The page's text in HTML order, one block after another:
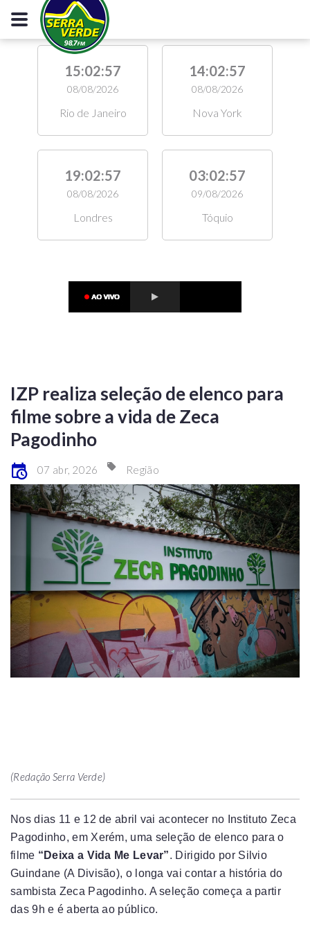
15:02:58
08/08/2026
Rio de Janeiro
14:02:58
08/08/2026
Nova York
19:02:58
08/08/2026
Londres
03:02:58
09/08/2026
Tóquio
IZP realiza seleção de elenco para
filme sobre a vida de Zeca
Pagodinho
07 abr, 2026 Região
(Redação Serra Verde)
Nos dias 11 e 12 de abril vai acontecer no Instituto Zeca
Pagodinho, em Xerém, uma seleção de elenco para o
filme “Deixa a Vida Me Levar”. Dirigido por Silvio
Guindane (A Divisão), o longa vai contar a história do
sambista Zeca Pagodinho. A seleção começa a partir
das 9h e é aberta ao público.